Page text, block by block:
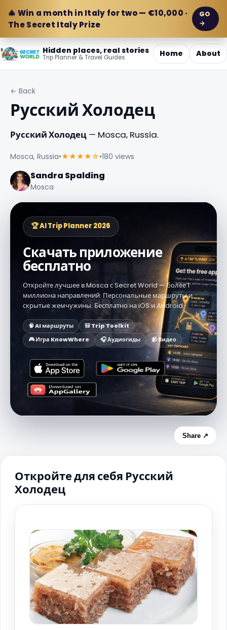
🎄 Win a month in Italy for two — €10,000 ·
The Secret Italy Prize
GO
→
Hidden places, real stories
Trip Planner & Travel Guides Home About
← Back
Русский Холодец
Русский Холодец — Mosca, Russia.
Mosca, Russia•★★★★☆•180 views
Sandra Spalding
Mosca
🏆 AI Trip Planner 2026
Скачать приложение
бесплатно
Откройте лучшее в Mosca с Secret World — более 1
миллиона направлений. Персональные маршруты и
скрытые жемчужины. Бесплатно на iOS и Android.
🧠 AI маршруты
🎒 Trip Toolkit
🎮 Игра KnowWhere
🎧 Аудиогиды 📹 Видео
Share ↗
Откройте для себя Русский
Холодец